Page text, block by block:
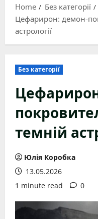
Home
Без категорії
Цефарирон: демон-
астрології
Без категорії
темній
Юлія Коробка
13.05.2026
1 minute read
0